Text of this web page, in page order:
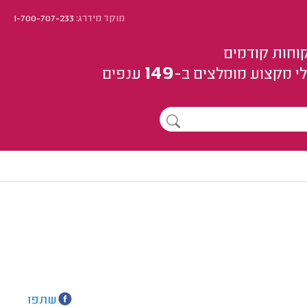
מוקד מידרג:1-700-707-233
קודמים
מקצוע מומלצים ב-149 ענפים
שתפו